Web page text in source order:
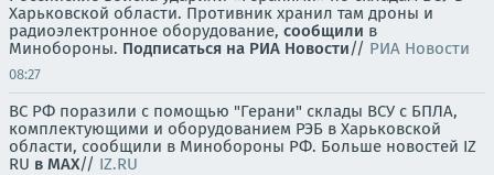
Харьковской области. Противник хранил там дроны и
радиоэлектронное оборудование, сообщили в
Минобороны. Подписаться на РИА Новости// РИА Новости
08:27
ВС РФ поразили с помощью "Герани" склады ВСУ с БПЛА,
комплектующими и оборудованием РЭБ в Харьковской
области, сообщили в Минобороны РФ. Больше новостей IZ
RU в MAX// IZ.RU